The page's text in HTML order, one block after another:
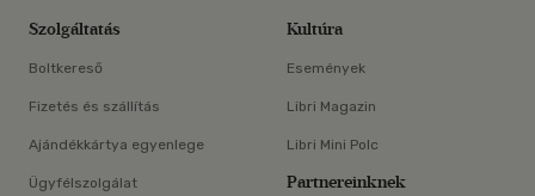
Szolgáltatás
Boltkereső
Fizetés és szállítás
Ajándékkártya egyenlege
Ügyfélszolgálat
Kultúra
Események
Libri Magazin
Libri Mini Polc
Partnereinknek